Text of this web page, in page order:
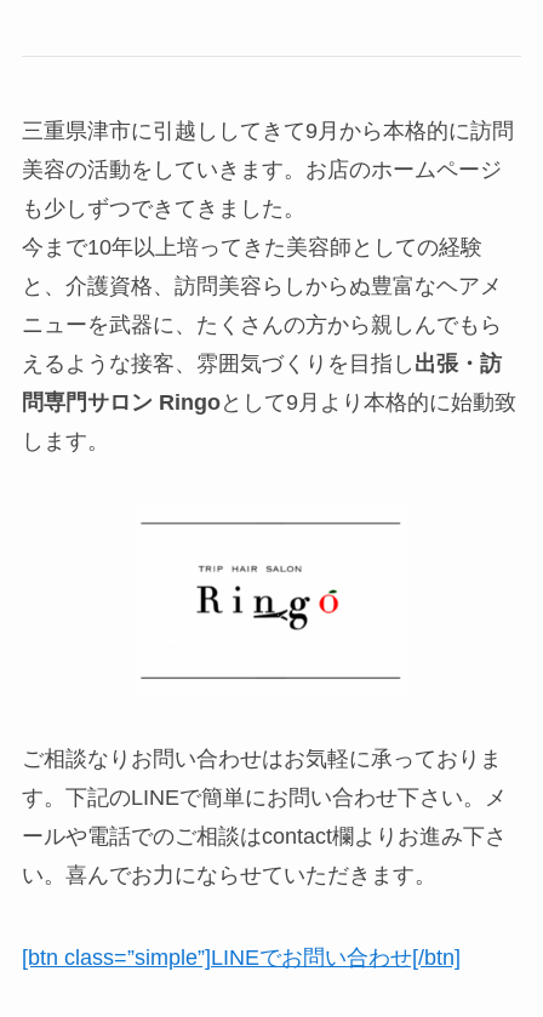
三重県津市に引越ししてきて9月から本格的に訪問
美容の活動をしていきます。お店のホームページ
も少しずつできてきました。
今まで10年以上培ってきた美容師としての経験
と、介護資格、訪問美容らしからぬ豊富なヘアメ
ニューを武器に、たくさんの方から親しんでもら
えるような接客、雰囲気づくりを目指し 出張・訪
問専門サロン Ringoとして9月より本格的に始動致
します。
ご相談なりお問い合わせはお気軽に承っておりま
す。下記のLINEで簡単にお問い合わせ下さい。メ
ールや電話でのご相談はcontact欄よりお進み下さ
い。喜んでお力にならせていただきます。
[btn class=”simple”]LINEでお問い合わせ[/btn]